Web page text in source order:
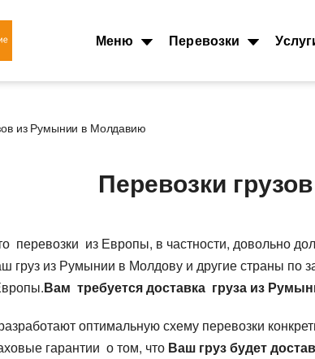
Меню Перевозки
куб.
Типы перевозок
Автомобильные грузоперевозки
Перевозки сборных грузов
Контейнеровоз 20фут, 40фут
Для Опасного груза ADR
Для Сборного груза от 200кг
Грузовые авиа перевозки
Зерновозы, перевозка зерна
Автоперевозки спецтехники
из Румынии в Молдавию
Перевозки
перевозки из Европы, в частности, довольно
груз из Румынии в Молдову и другие страны
Вам требуется доставка груза из
оптимальную схему перевозки
гарантии о том, что Ваш груз будет